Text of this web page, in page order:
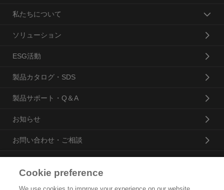
私たちについて
ソリューション
ESG活動
製品カタログ・SDS
製品サポート・Q＆A
お知らせ
お問い合わせ・ご相談
Cookie preference